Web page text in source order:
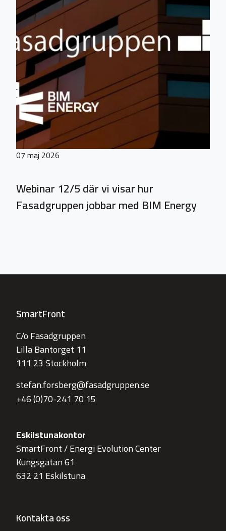
07 maj 2026
Webinar 12/5 där vi visar hur
Fasadgruppen jobbar med BIM Energy
SmartFront
C/o Fasadgruppen
Lilla Bantorget 11
111 23 Stockholm
stefan.forsberg@fasadgruppen.se
+46 (0)70-241 70 15
Eskilstunakontor
SmartFront / Energi Evolution Center
Kungsgatan 61
632 21 Eskilstuna
Kontakta oss